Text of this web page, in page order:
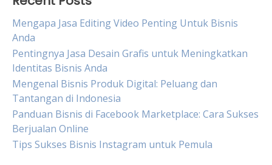
Mengapa Jasa Editing Video Penting Untuk Bisnis
Anda
Pentingnya Jasa Desain Grafis untuk Meningkatkan
Identitas Bisnis Anda
Mengenal Bisnis Produk Digital: Peluang dan
Tantangan di Indonesia
Panduan Bisnis di Facebook Marketplace: Cara Sukses
Berjualan Online
Tips Sukses Bisnis Instagram untuk Pemula